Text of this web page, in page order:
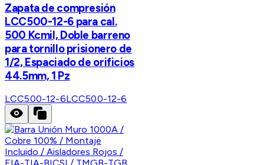
Zapata de compresión
LCC500-12-6 para cal.
500 Kcmil, Doble barreno
para tornillo prisionero de
1/2, Espaciado de orificios
44.5mm, 1 Pz
LCC500-12-6LCC500-12-6